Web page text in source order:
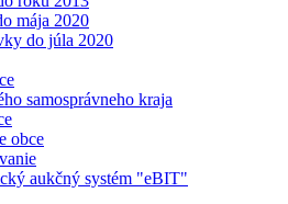
mája 2020
do júla 2020
samosprávneho kraja
obce
aukčný systém "eBIT"